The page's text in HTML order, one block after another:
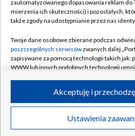
Transmisje
Oferta
Emisja w
Rada
Ogłoszenia
Akademia
Centrum
Biuro
Kanały
©2026 Telewizja Polska Spółka
zautomatyzowanego dopasowania reklam do
mierzenia ich skuteczności) i pozostałych,
także zgody na udostępnianie przez nas
Twoje dane osobowe zbierane podczas
poszczególnych serwisówzwanych dalej
zapisywane za pomocą technologii takich jak:
WWW lub innych podobnych technologii
ruchu w Internecie.
Twoje dane osobowe zbierane podczas
poszczególnych serwisówna Portalu, takie
Ustawienia
Akceptuję i